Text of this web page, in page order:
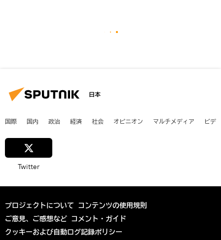
日本
国際 国内 政治 経済 社会 オピニオン マルチメディア ビデ
Twitter
プロジェクトについて コンテンツの使用規則
ご意見、ご感想など コメント・ガイド
クッキーおよび自動ログ記録ポリシー